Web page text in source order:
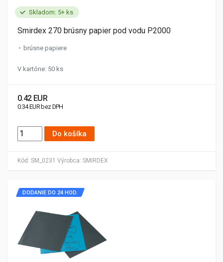
Skladom: 5+ ks
Kód: SM_0231 Výrobca: SMIRDEX
Smirdex 270 brúsny papier pod vodu P2000
brúsne papiere
V kartóne: 50 ks
0.42 EUR
0.34 EUR bez DPH
Do košíka
DODANIE DO 24 HOD.